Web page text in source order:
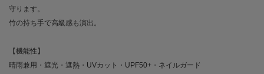
守ります。
竹の持ち手で高級感も演出。
【機能性】
晴雨兼用・遮光・遮熱・UVカット・UPF50+・ネイルガード